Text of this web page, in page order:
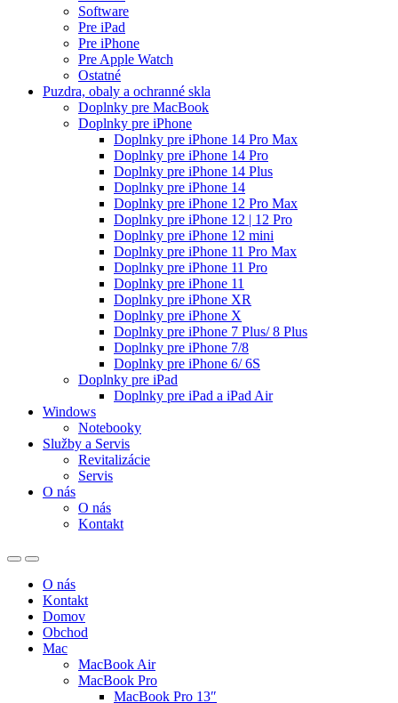
Software
Pre iPad
Pre iPhone
Pre Apple Watch
Ostatné
Puzdra, obaly a ochranné skla
Doplnky pre MacBook
Doplnky pre iPhone
Doplnky pre iPhone 14 Pro Max
Doplnky pre iPhone 14 Pro
Doplnky pre iPhone 14 Plus
Doplnky pre iPhone 14
Doplnky pre iPhone 12 Pro Max
Doplnky pre iPhone 12 | 12 Pro
Doplnky pre iPhone 12 mini
Doplnky pre iPhone 11 Pro Max
Doplnky pre iPhone 11 Pro
Doplnky pre iPhone 11
Doplnky pre iPhone XR
Doplnky pre iPhone X
Doplnky pre iPhone 7 Plus/ 8 Plus
Doplnky pre iPhone 7/8
Doplnky pre iPhone 6/ 6S
Doplnky pre iPad
Doplnky pre iPad a iPad Air
Windows
Notebooky
Služby a Servis
Revitalizácie
Servis
O nás
O nás
Kontakt
O nás
Kontakt
Domov
Obchod
Mac
MacBook Air
MacBook Pro
MacBook Pro 13″